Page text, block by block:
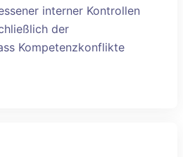
interner Kontrollen
der
Kompetenzkonflikte